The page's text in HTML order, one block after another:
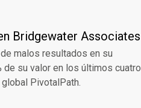
Bridgewater Associates
malos resultados en su
de su valor en los últimos cuatro
PivotalPath.